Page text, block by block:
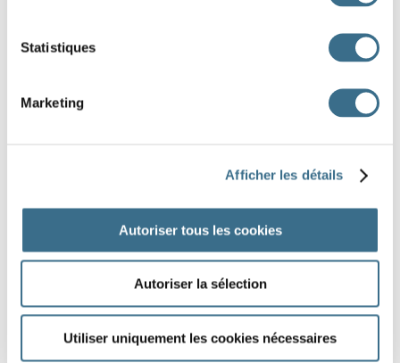
Statistiques
Marketing
Afficher les détails
Autoriser tous les cookies
Autoriser la sélection
Utiliser uniquement les cookies nécessaires
Question
J'AI TERMINÉ